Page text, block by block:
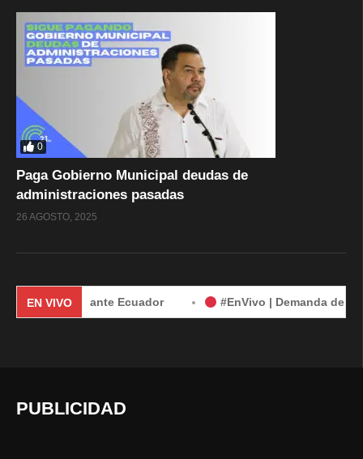
0
Paga Gobierno Municipal deudas de
administraciones pasadas
26 AGOSTO, 2025
EN VIVO
México ante Ecuador #EnVivo | Demanda de México
PUBLICIDAD